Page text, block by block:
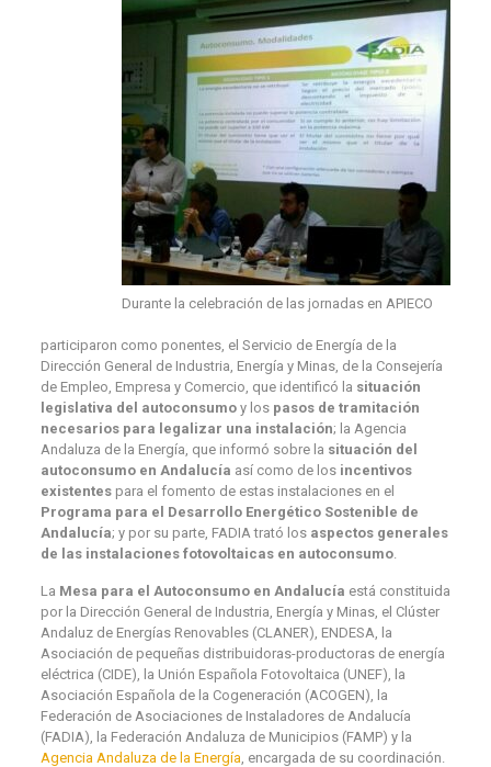
Durante la celebración de las jornadas en APIECO
participaron como ponentes, el Servicio de Energía de la
Dirección General de Industria, Energía y Minas, de la Consejería
de Empleo, Empresa y Comercio, que identificó la situación
legislativa del autoconsumoy los pasos de tramitación
necesarios para legalizar una instalación; la Agencia
Andaluza de la Energía, que informó sobre la situación del
autoconsumo en Andalucía así como de losincentivos
existentespara el fomento de estas instalaciones en el
Programa para el Desarrollo Energético Sostenible de
Andalucía; y por su parte, FADIA trató los aspectos generales
de las instalaciones fotovoltaicas en autoconsumo.
La Mesa para el Autoconsumo en Andalucía está constituida
por la Dirección General de Industria, Energía y Minas, el Clúster
Andaluz de Energías Renovables (CLANER), ENDESA, la
Asociación de pequeñas distribuidoras-productoras de energía
eléctrica (CIDE), la Unión Española Fotovoltaica (UNEF), la
Asociación Española de la Cogeneración (ACOGEN), la
Federación de Asociaciones de Instaladores de Andalucía
(FADIA), la Federación Andaluza de Municipios (FAMP) y la
Agencia Andaluza de la Energía, encargada de su coordinación.